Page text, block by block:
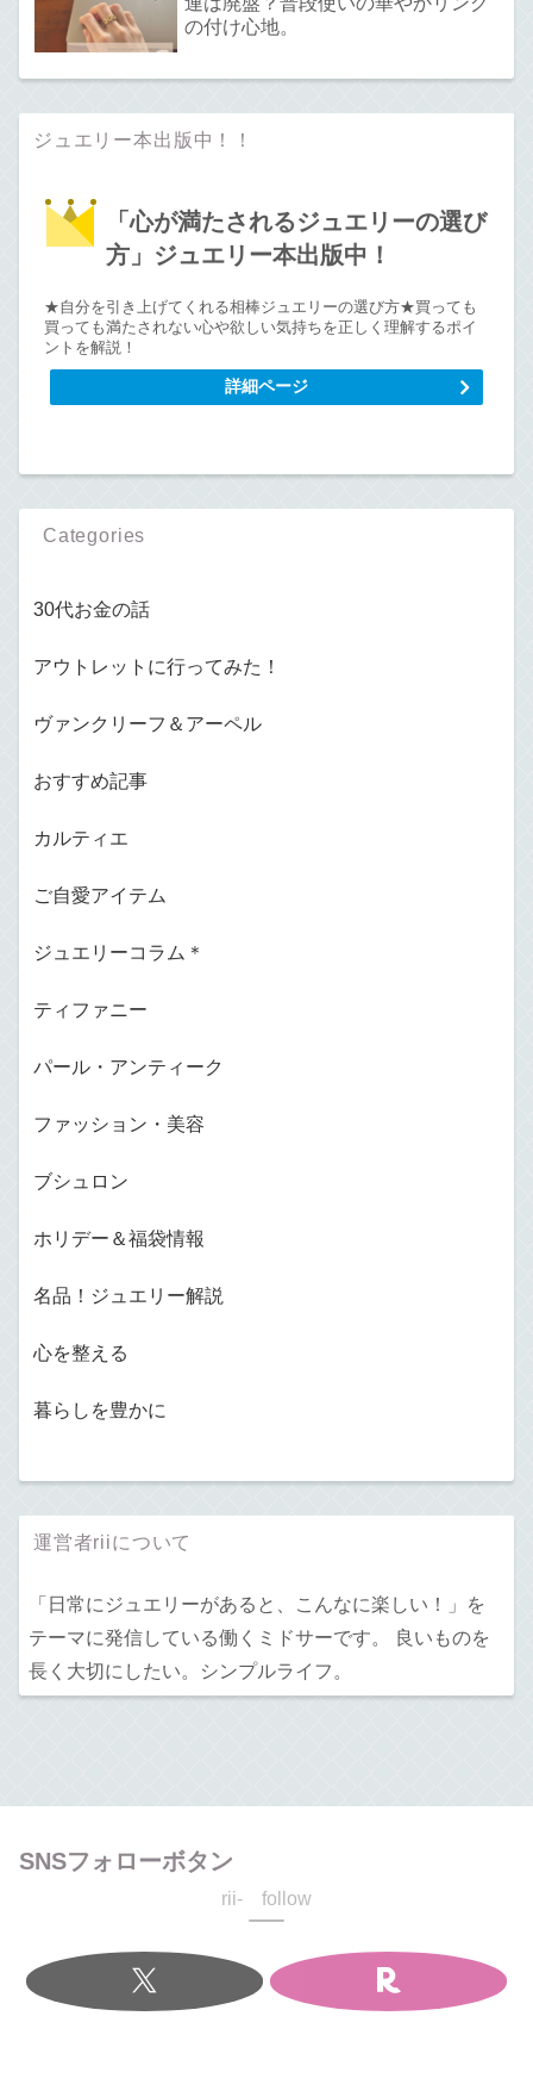
の付け心地。
ジュエリー本出版中！！
「心が満たされるジュエリーの選び
方」ジュエリー本出版中！
★自分を引き上げてくれる相棒ジュエリーの選び方★買っても
買っても満たされない心や欲しい気持ちを正しく理解するポイ
ントを解説！
詳細ページ
Categories
30代お金の話
アウトレットに行ってみた！
ヴァンクリーフ＆アーペル
おすすめ記事
カルティエ
ご自愛アイテム
ジュエリーコラム＊
ティファニー
パール・アンティーク
ファッション・美容
ブシュロン
ホリデー＆福袋情報
名品！ジュエリー解説
心を整える
暮らしを豊かに
運営者riiについて
「日常にジュエリーがあると、こんなに楽しい！」を
テーマに発信している働くミドサーです。 良いものを
長く大切にしたい。シンプルライフ。
SNSフォローボタン
rii- follow